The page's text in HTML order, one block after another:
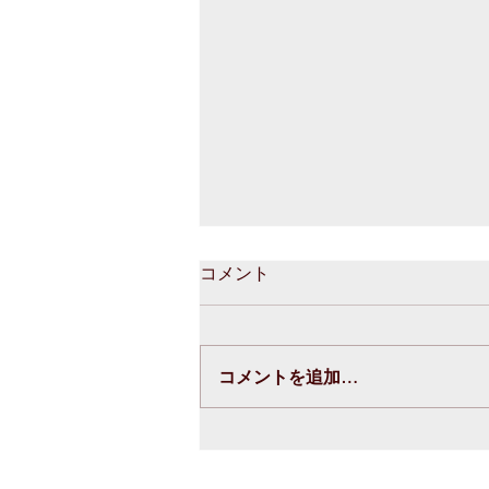
コメント
コメントを追加…